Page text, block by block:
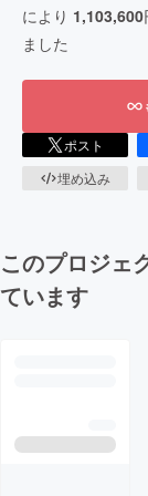
により 1,103,600
ました
ポスト
埋め込み
このプロジェ
ています